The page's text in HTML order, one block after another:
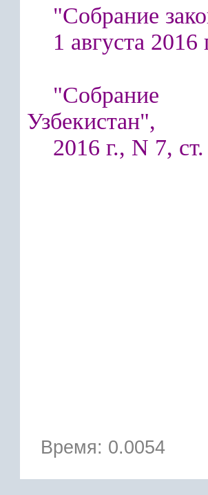
"Собрание
1 августа
"Собрание
Узбекистан",
2016 г., N 7,
Время: 0.0054